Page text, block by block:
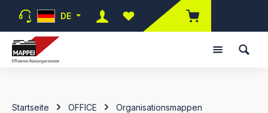
Zum Hauptinhalt springen
DE
Du hast 0 Produkte auf dem
Startseite OFFICE Organisationsmappen